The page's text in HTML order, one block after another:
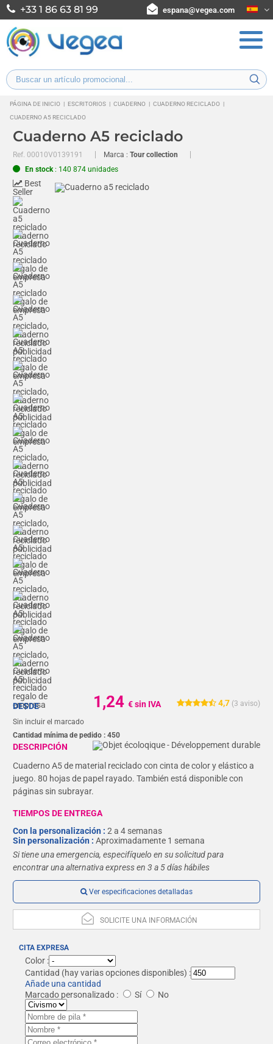
+33 1 86 63 81 99 espana@vegea.com
PÁGINA DE INICIO | ESCRITORIOS | CUADERNO | CUADERNO RECICLADO |
CUADERNO A5 RECICLADO
Cuaderno A5 reciclado
Ref.00010V0139191 Marca :Tour collection
En stock: 140 874 unidades
Best
Seller
4,7 (3 aviso)
1,24€ sin IVA
DESDE
Sin incluir el marcado
Cantidad mínima de pedido :450
DESCRIPCIÓN
Cuaderno A5 de material reciclado con cinta de color y elástico a
juego. 80 hojas de papel rayado. También está disponible con
páginas sin subrayar.
TIEMPOS DE ENTREGA
Con la personalización :2 a 4 semanas
Sin personalización :Aproximadamente 1 semana
Si tiene una emergencia, especifíquelo en su solicitud para
encontrar una alternativa express en 3 a 5 días hábiles
Ver especificaciones detalladas
SOLICITE UNA INFORMACIÓN
CITA EXPRESA
Color :
Cantidad (hay varias opciones disponibles) :
Añade una cantidad
Marcado personalizado :
Sí No